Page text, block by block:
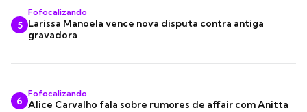
5
Fofocalizando
Larissa Manoela vence nova disputa contra antiga
gravadora
6
Fofocalizando
Alice Carvalho fala sobre rumores de affair com Anitta